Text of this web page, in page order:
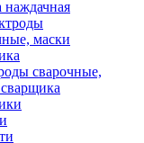
наждачная
сварочные,